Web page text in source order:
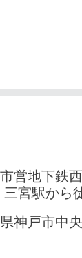
営地下鉄
三宮駅から
神戸市中